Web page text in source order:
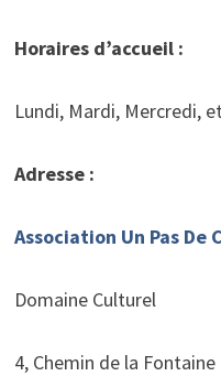
Horaires d’accueil :
Lundi, Mardi, Mercredi,
Adresse :
Association Un Pas De
Domaine Culturel
4, Chemin de la Fontaine